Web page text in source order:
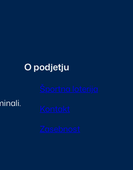
O podjetju
Športna loterija
Kontakt
Zasebnost